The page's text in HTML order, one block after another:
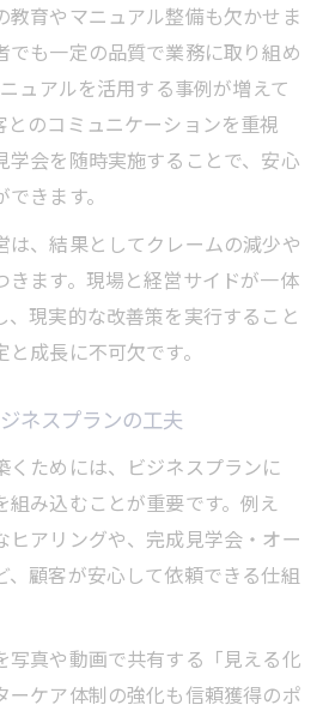
教育やマニュアル整備も欠かせま
でも一定の品質で業務に取り組め
ュアルを活用する事例が増えて
とのコミュニケーションを重視
学会を随時実施することで、安心
きます。
は、結果としてクレームの減少や
きます。現場と経営サイドが一体
、現実的な改善策を実行すること
成長に不可欠です。
ネスプランの工夫
くためには、ビジネスプランに
組み込むことが重要です。例え
ヒアリングや、完成見学会・オー
、顧客が安心して依頼できる仕組
写真や動画で共有する「見える化
ーケア体制の強化も信頼獲得のポ